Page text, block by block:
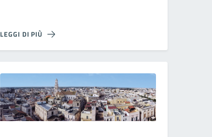
LEGGI DI PIÙ